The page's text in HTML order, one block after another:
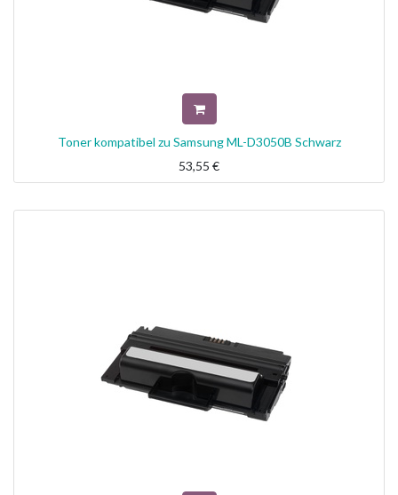
Toner kompatibel zu Samsung ML-D3050B Schwarz
53,55 €